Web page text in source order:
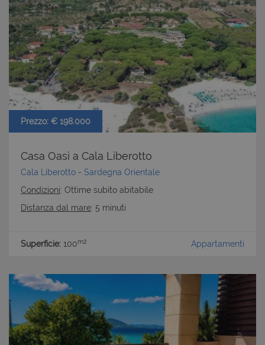
Prezzo: € 198.000
Casa Oasi a Cala Liberotto
Cala Liberotto - Sardegna Orientale
Condizioni: Ottime subito abitabile
Distanza dal mare: 5 minuti
Superficie: 100m2 Appartamenti